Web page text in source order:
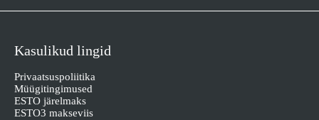
Kasulikud lingid
Privaatsuspoliitika
Müügitingimused
ESTO järelmaks
ESTO3 makseviis